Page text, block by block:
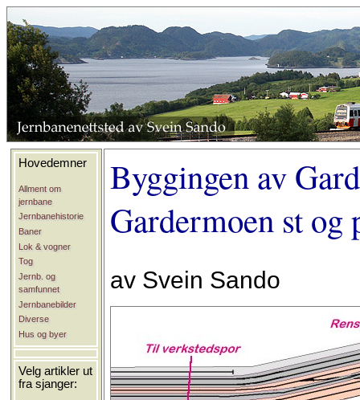
Hovedemner
Allment om
jernbane
Jernbanehistorie
Baner
Lok & vogner
Tog
Jernb. og
samfunnet
Jernbanebilder
Diverse
Hus og byer
Velg artikler ut
fra sjanger:
Byggingen av
Gardermoen st og
av Svein Sando